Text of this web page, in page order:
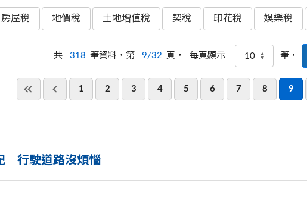
房屋稅 地價稅 土地增值稅 契稅 印花稅 娛樂稅
共 318 筆資料，第 9/32 頁， 每頁顯示 筆，
1 2 3 4 5 6 7 8 9
行駛道路沒煩惱